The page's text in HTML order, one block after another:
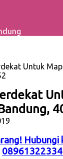
Untuk
Hubungi